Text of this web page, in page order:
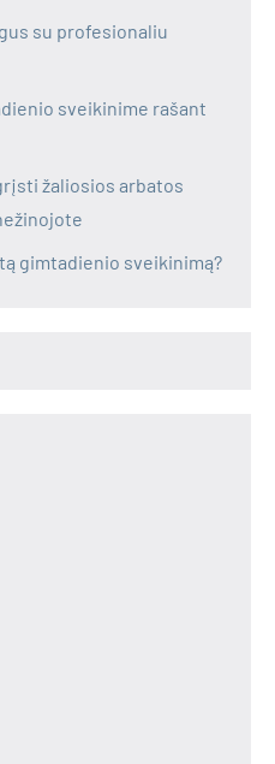
su profesionaliu
sveikinime rašant
žaliosios arbatos
gimtadienio sveikinimą?